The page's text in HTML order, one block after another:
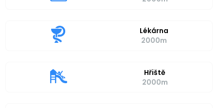
Lékárna
2000m
Hřiště
2000m